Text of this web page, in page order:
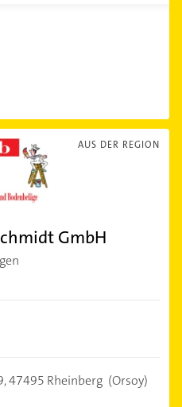
AUS DER REGION
GmbH
47495 Rheinberg (Orsoy)